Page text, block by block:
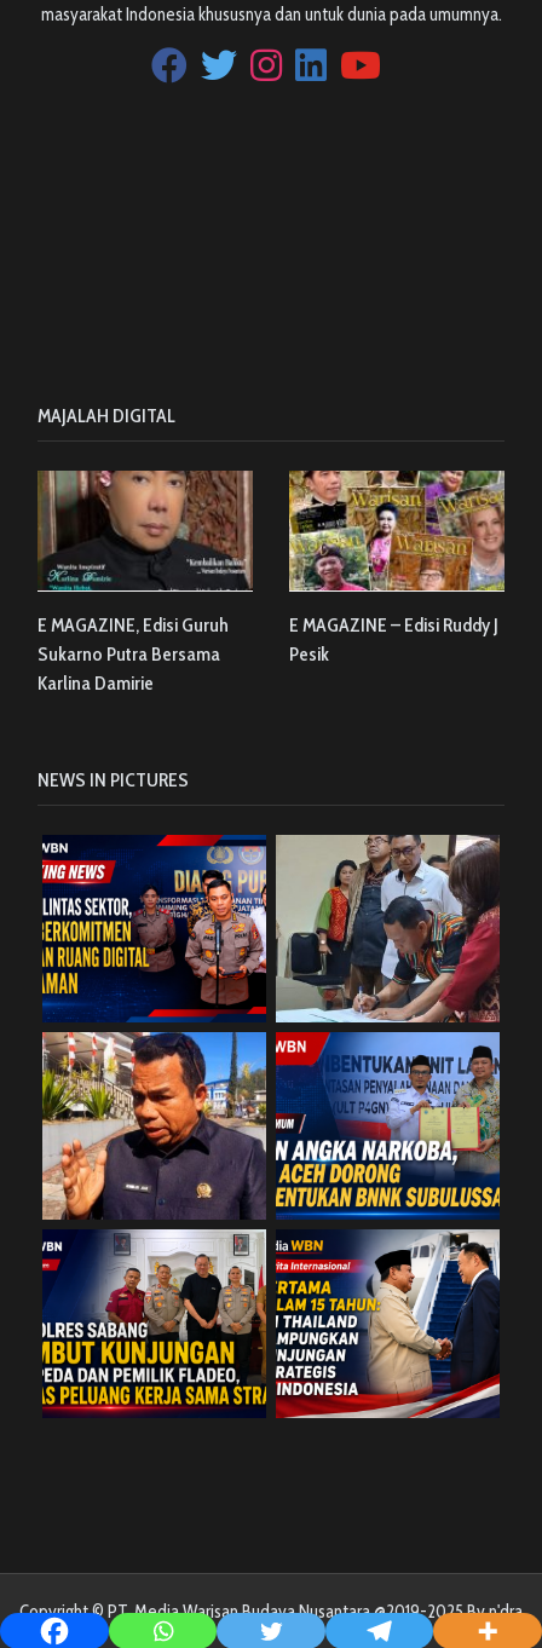
masyarakat Indonesia khususnya dan untuk dunia pada umumnya.
MAJALAH DIGITAL
E MAGAZINE, Edisi Guruh
Sukarno Putra Bersama
Karlina Damirie
E MAGAZINE – Edisi Ruddy J
Pesik
NEWS IN PICTURES
Copyright © PT. Media Warisan Budaya Nusantara @2019-2025 By n'dra
Cyber Art